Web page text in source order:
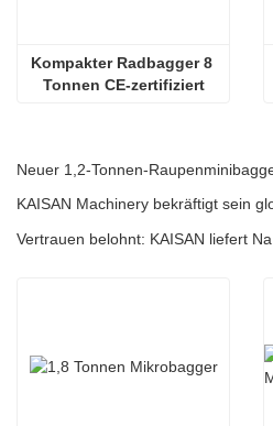
Kompakter Radbagger 8
Tonnen CE-zertifiziert